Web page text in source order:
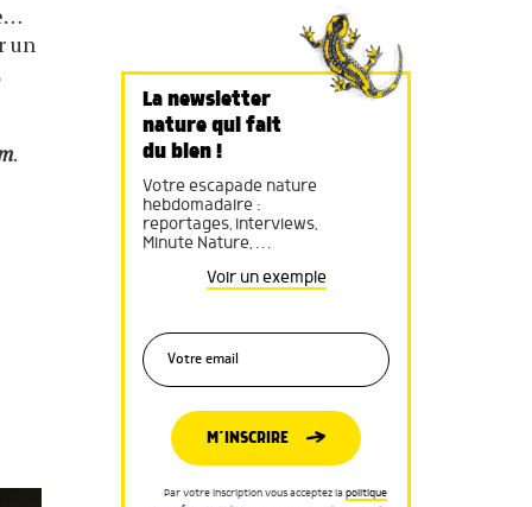
un
.
La newsletter
nature qui fait
du bien !
Votre escapade nature
hebdomadaire :
reportages, interviews,
Minute Nature, …
Voir un exemple
M’INSCRIRE
Par votre inscription vous acceptez la politique